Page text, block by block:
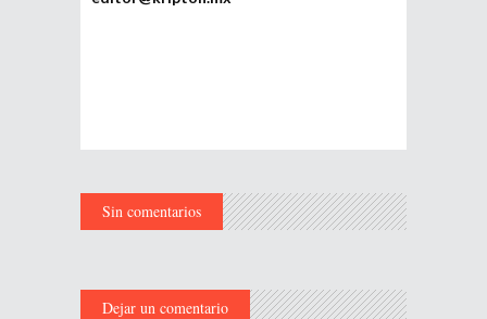
Sin comentarios
Dejar un comentario